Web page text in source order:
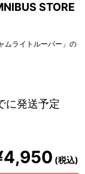
STORE
ムライトルーパー」の
に発送予定
(税込)